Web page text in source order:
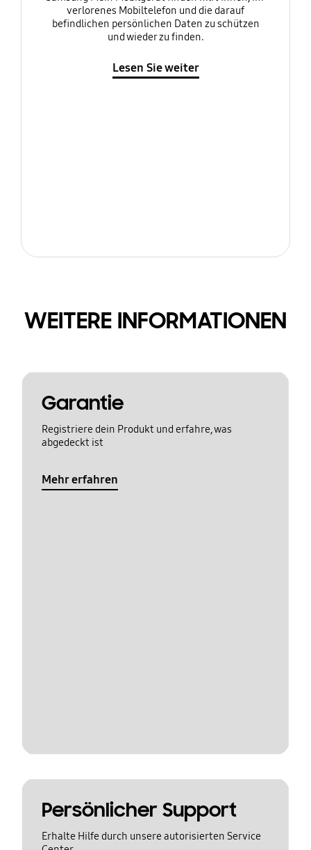
verlorenes Mobiltelefon und die darauf
befindlichen persönlichen Daten zu schützen
und wieder zu finden.
Lesen Sie weiter
WEITERE INFORMATIONEN
Garantie
Registriere dein Produkt und erfahre, was
abgedeckt ist
Mehr erfahren
Persönlicher Support
Erhalte Hilfe durch unsere autorisierten Service